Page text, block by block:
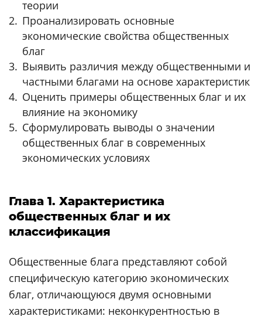
теории
Проанализировать основные
экономические свойства общественных
благ
Выявить различия между общественными и
частными благами на основе характеристик
Оценить примеры общественных благ и их
влияние на экономику
Сформулировать выводы о значении
общественных благ в современных
экономических условиях
Глава 1. Характеристика
общественных благ и их
классификация
Общественные блага представляют собой
специфическую категорию экономических
благ, отличающуюся двумя основными
характеристиками: неконкурентностью в